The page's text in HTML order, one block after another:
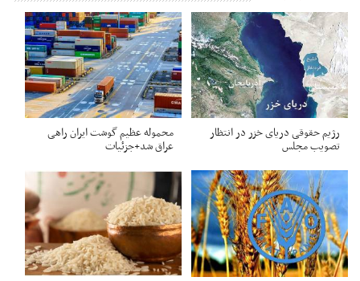
رژیم حقوقی دریای خزر در انتظار
تصویب مجلس
محموله عظیم گوشت ایران راهی
عراق شد+جزئیات